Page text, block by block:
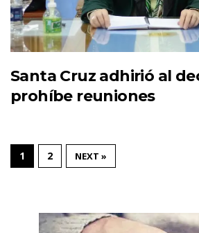
Santa Cruz adhirió al
prohíbe reuniones
1 2 NEXT »